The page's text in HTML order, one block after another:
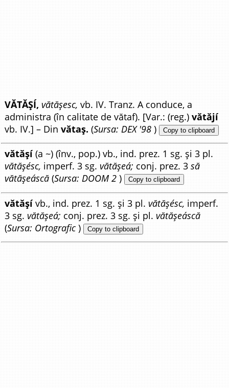
VĂTĂȘÍ, vătășesc, vb. IV. Tranz. A conduce, a
administra (în calitate de vătaf). [Var.: (reg.)vătăjí
vb. IV.] – Dinvătaș. (Sursa: DEX '98 ) Copy to clipboard
vătășí(a ~) (înv., pop.) vb., ind. prez. 1 sg. și 3 pl.
vătășésc, imperf. 3 sg. vătășeá; conj. prez. 3să
vătășeáscă (Sursa: DOOM 2 ) Copy to clipboard
vătășívb., ind. prez. 1 sg. și 3 pl. vătășésc, imperf.
3 sg. vătășeá; conj. prez. 3 sg. și pl. vătășeáscă
(Sursa: Ortografic ) Copy to clipboard